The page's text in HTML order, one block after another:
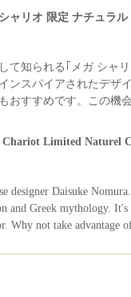
ャリオ 限定 ナチュラ
て知られる｢メガ シャ
ンスパイアされたデザ
おすすめです。この機
Limited Naturel
designer Daisuke
and Greek mythology.
Why not take advantage